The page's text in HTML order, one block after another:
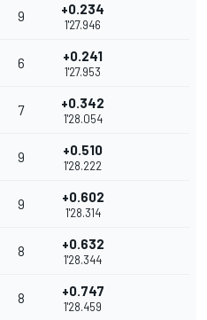
9 +0.234
1'27.946
6 +0.241
1'27.953
7 +0.342
1'28.054
9 +0.510
1'28.222
9 +0.602
1'28.314
8 +0.632
1'28.344
8 +0.747
1'28.459